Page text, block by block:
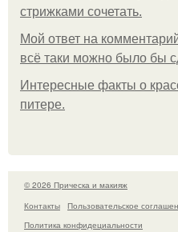
стрижками сочетать.
Мой ответ на
всё таки можно было бы
Интересные факты о
питере.
© 2026 Прическа и макияж
Контакты
Пользовательское
Политика конфидециальности